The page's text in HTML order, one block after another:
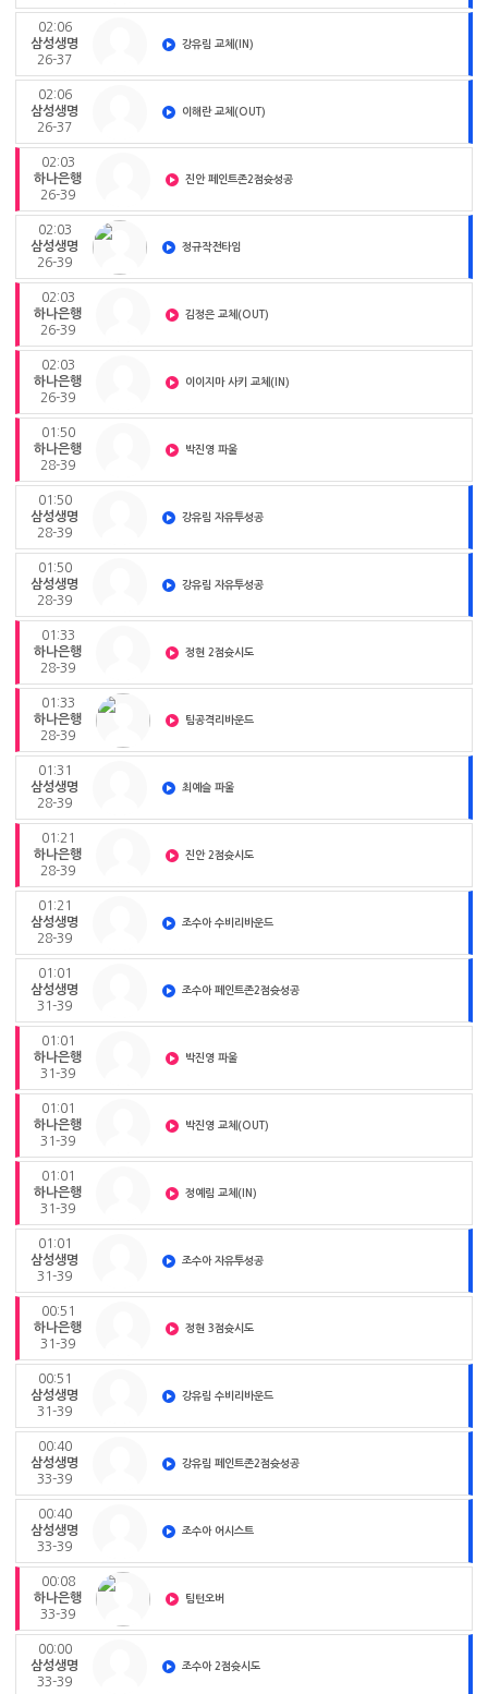
02:06
삼성생명
26-37
강유림 교체(IN)
02:06
삼성생명
26-37
이해란 교체(OUT)
02:03
하나은행
26-39
진안 페인트존2점슛성공
02:03
삼성생명
26-39
정규작전타임
02:03
하나은행
26-39
김정은 교체(OUT)
02:03
하나은행
26-39
이이지마 사키 교체(IN)
01:50
하나은행
28-39
박진영 파울
01:50
삼성생명
28-39
강유림 자유투성공
01:50
삼성생명
28-39
강유림 자유투성공
01:33
하나은행
28-39
정현 2점슛시도
01:33
하나은행
28-39
팀공격리바운드
01:31
삼성생명
28-39
최예슬 파울
01:21
하나은행
28-39
진안 2점슛시도
01:21
삼성생명
28-39
조수아 수비리바운드
01:01
삼성생명
31-39
조수아 페인트존2점슛성공
01:01
하나은행
31-39
박진영 파울
01:01
하나은행
31-39
박진영 교체(OUT)
01:01
하나은행
31-39
정예림 교체(IN)
01:01
삼성생명
31-39
조수아 자유투성공
00:51
하나은행
31-39
정현 3점슛시도
00:51
삼성생명
31-39
강유림 수비리바운드
00:40
삼성생명
33-39
강유림 페인트존2점슛성공
00:40
삼성생명
33-39
조수아 어시스트
00:08
하나은행
33-39
팀턴오버
00:00
삼성생명
33-39
조수아 2점슛시도